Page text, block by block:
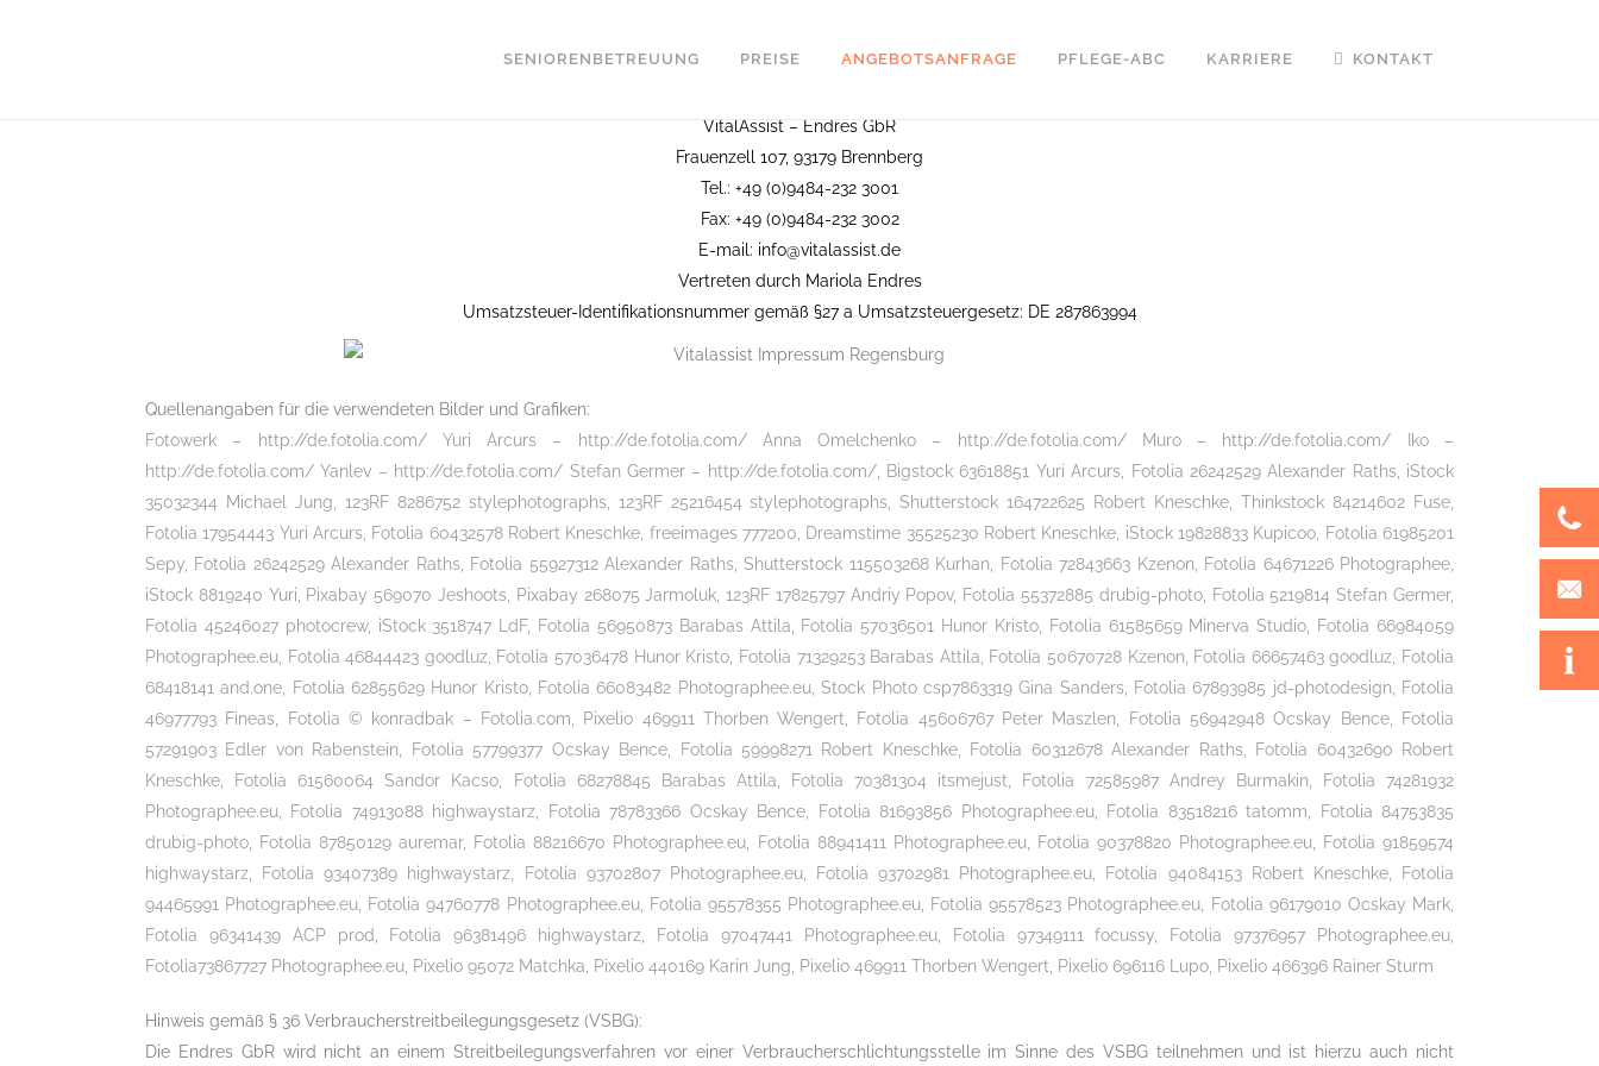
SENIORENBETREUUNG PREISE ANGEBOTSANFRAGE PFLEGE-ABC KARRIERE KONTAKT
VitalAssist – Endres GbR
Frauenzell 107, 93179 Brennberg
Tel.: +49 (0)9484-232 3001
Fax: +49 (0)9484-232 3002
E-mail: info@vitalassist.de
Vertreten durch Mariola Endres
Umsatzsteuer-Identifikationsnummer gemäß §27 a Umsatzsteuergesetz: DE 287863994
Quellenangaben für die verwendeten Bilder und Grafiken:
Fotowerk – http://de.fotolia.com/Yuri Arcurs – http://de.fotolia.com/ Anna Omelchenko – http://de.fotolia.com/ Muro – http://de.fotolia.com/ Iko –
http://de.fotolia.com/ Yanlev – http://de.fotolia.com/ Stefan Germer – http://de.fotolia.com/, Bigstock 63618851 Yuri Arcurs, Fotolia 26242529 Alexander Raths, iStock
35032344 Michael Jung, 123RF 8286752 stylephotographs, 123RF 25216454 stylephotographs, Shutterstock 164722625 Robert Kneschke, Thinkstock 84214602 Fuse,
Fotolia 17954443 Yuri Arcurs, Fotolia 60432578 Robert Kneschke, freeimages 777200, Dreamstime 35525230 Robert Kneschke, iStock 19828833 Kupicoo, Fotolia 61985201
Sepy, Fotolia 26242529 Alexander Raths, Fotolia 55927312 Alexander Raths, Shutterstock 115503268 Kurhan, Fotolia 72843663 Kzenon, Fotolia 64671226 Photographee,
iStock 8819240 Yuri, Pixabay 569070 Jeshoots, Pixabay 268075 Jarmoluk, 123RF 17825797 Andriy Popov, Fotolia 55372885 drubig-photo, Fotolia 5219814 Stefan Germer,
Fotolia 45246027 photocrew, iStock 3518747 LdF, Fotolia 56950873 Barabas Attila, Fotolia 57036501 Hunor Kristo, Fotolia 61585659 Minerva Studio, Fotolia 66984059
Photographee.eu, Fotolia 46844423 goodluz, Fotolia 57036478 Hunor Kristo, Fotolia 71329253 Barabas Attila, Fotolia 50670728 Kzenon, Fotolia 66657463 goodluz, Fotolia
68418141 and.one, Fotolia 62855629 Hunor Kristo, Fotolia 66083482 Photographee.eu, Stock Photo csp7863319 Gina Sanders, Fotolia 67893985 jd-photodesign, Fotolia
46977793 Fineas, Fotolia © konradbak – Fotolia.com, Pixelio 469911 Thorben Wengert, Fotolia 45606767 Peter Maszlen, Fotolia 56942948 Ocskay Bence, Fotolia
57291903 Edler von Rabenstein, Fotolia 57799377 Ocskay Bence, Fotolia 59998271 Robert Kneschke, Fotolia 60312678 Alexander Raths, Fotolia 60432690 Robert
Kneschke, Fotolia 61560064 Sandor Kacso, Fotolia 68278845 Barabas Attila, Fotolia 70381304 itsmejust, Fotolia 72585987 Andrey Burmakin, Fotolia 74281932
Photographee.eu, Fotolia 74913088 highwaystarz, Fotolia 78783366 Ocskay Bence, Fotolia 81693856 Photographee.eu, Fotolia 83518216 tatomm, Fotolia 84753835
drubig-photo, Fotolia 87850129 auremar, Fotolia 88216670 Photographee.eu, Fotolia 88941411 Photographee.eu, Fotolia 90378820 Photographee.eu, Fotolia 91859574
highwaystarz, Fotolia 93407389 highwaystarz, Fotolia 93702807 Photographee.eu, Fotolia 93702981 Photographee.eu, Fotolia 94084153 Robert Kneschke, Fotolia
94465991 Photographee.eu, Fotolia 94760778 Photographee.eu, Fotolia 95578355 Photographee.eu, Fotolia 95578523 Photographee.eu, Fotolia 96179010 Ocskay Mark,
Fotolia 96341439 ACP prod, Fotolia 96381496 highwaystarz, Fotolia 97047441 Photographee.eu, Fotolia 97349111 focussy, Fotolia 97376957 Photographee.eu,
Fotolia73867727 Photographee.eu, Pixelio 95072 Matchka, Pixelio 440169 Karin Jung, Pixelio 469911 Thorben Wengert, Pixelio 696116 Lupo, Pixelio 466396 Rainer Sturm
Hinweis gemäß § 36 Verbraucherstreitbeilegungsgesetz (VSBG):
Die Endres GbR wird nicht an einem Streitbeilegungsverfahren vor einer Verbraucherschlichtungsstelle im Sinne des VSBG teilnehmen und ist hierzu auch nicht
KONTAKT
VitalAssist (Zentrale)
Innstraße 5
93059 Regensburg
Tel: 0941-20001280
info@vitalassist.de
NEUE BEITRÄGE
Interviews mit ausländischen
Pflegekräften: Einblicke in den Alltag
und die Herausforderungen der
häuslichen Pflege
Änderungen bei den
Pflegeleistungen ab Januar 2025:
Was Sie wissen müssen
Vorteile der häuslichen Betreuung
gegenüber der Heimunterbringung
RECHT
Datenschutz
Cookie-Richtlinie (EU)